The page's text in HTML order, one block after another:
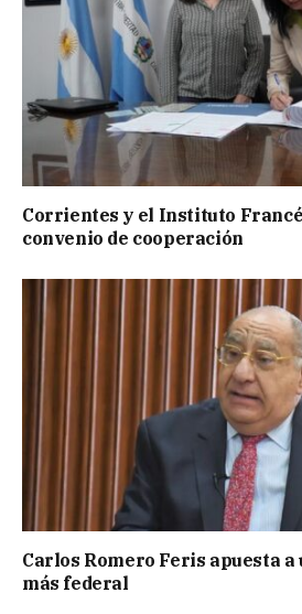
Corrientes y el Instituto
convenio de cooperación
Carlos Romero Feris apuesta a
más federal